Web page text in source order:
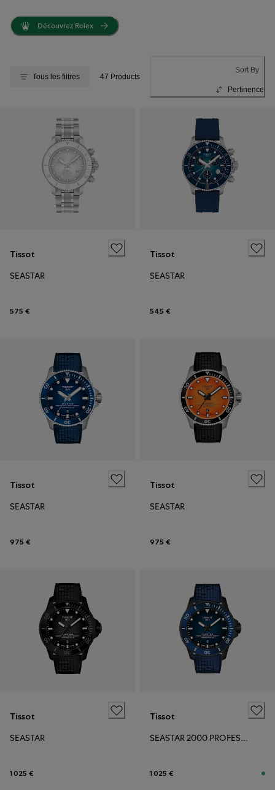
Découvrez Rolex
Tous les filtres 47 Products
Sort By
Pertinence
Tissot
SEASTAR
575 €
Tissot
SEASTAR
545 €
Tissot
SEASTAR
975 €
Tissot
SEASTAR
975 €
Tissot
SEASTAR
1 025 €
Tissot
SEASTAR 2000 PROFESSIONAL POWERMATIC 80
1 025 €